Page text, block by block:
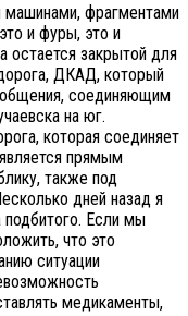
фрагментами
и фуры, это и
остается закрытой для
ДКАД, который
соединяющим
на юг.
которая соединяет
прямым
также под
дней назад я
подбитого. Если мы
что это
ситуации
медикаменты,